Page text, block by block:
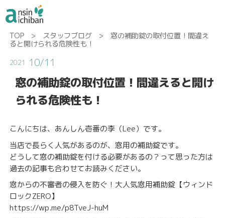
TOP> スタッフブログ> 窓の補助錠の取付位置！間違え
ると開けられる危険性も！
2021 10/11
窓の補助錠の取付位置！間違えると開け
られる危険性も！
こんにちは、あんしん壱番の李（Lee）です。
当店で長らく人気があるのが、窓用の補助錠です。
どうして窓の補助錠を付ける必要があるの？って思った方は
過去の記事も合わせてお読みください。
窓からの不審者の侵入を防ぐ！大人気窓用補助錠【ウィンド
ロックZERO】
https://wp.me/p8TveJ-huM